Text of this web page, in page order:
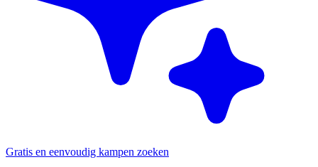
Gratis en eenvoudig kampen zoeken